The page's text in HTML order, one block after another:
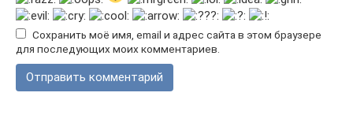
Сохранить моё имя, email и адрес сайта в этом браузере
для последующих моих комментариев.